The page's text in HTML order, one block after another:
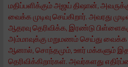
மதிப்பளிக்கும் அஜய் திஷான்,
வைக்க முடிவு செய்கிறார். அவரது
ஆதரவு தெரிவிக்க, இரண்டு
அம்மாவுக்கு மறுமணம் செய்து வைக்க
ஆனால், சொந்தமும், ஊர் மக்களும்
தெரிவிக்கிறார்கள். அவர்களது